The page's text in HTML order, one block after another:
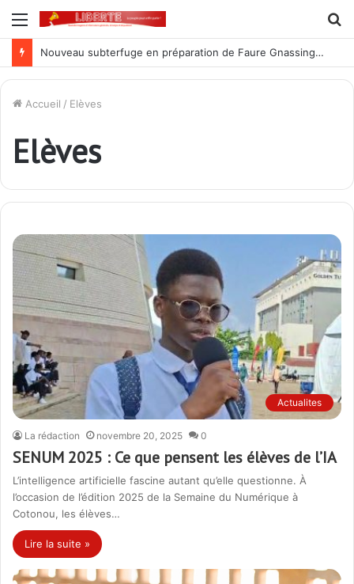
Menu
Nouveau subterfuge en préparation de Faure Gnassingbé pour ne jamais partir ; les Togolais disent non et sont vent debout
Accueil / Elèves
Elèves
Actualites
La rédaction novembre 20, 2025 0
SENUM 2025 : Ce que pensent les élèves de l’IA
L’intelligence artificielle fascine autant qu’elle questionne. À
l’occasion de l’édition 2025 de la Semaine du Numérique à
Cotonou, les élèves…
Lire la suite »